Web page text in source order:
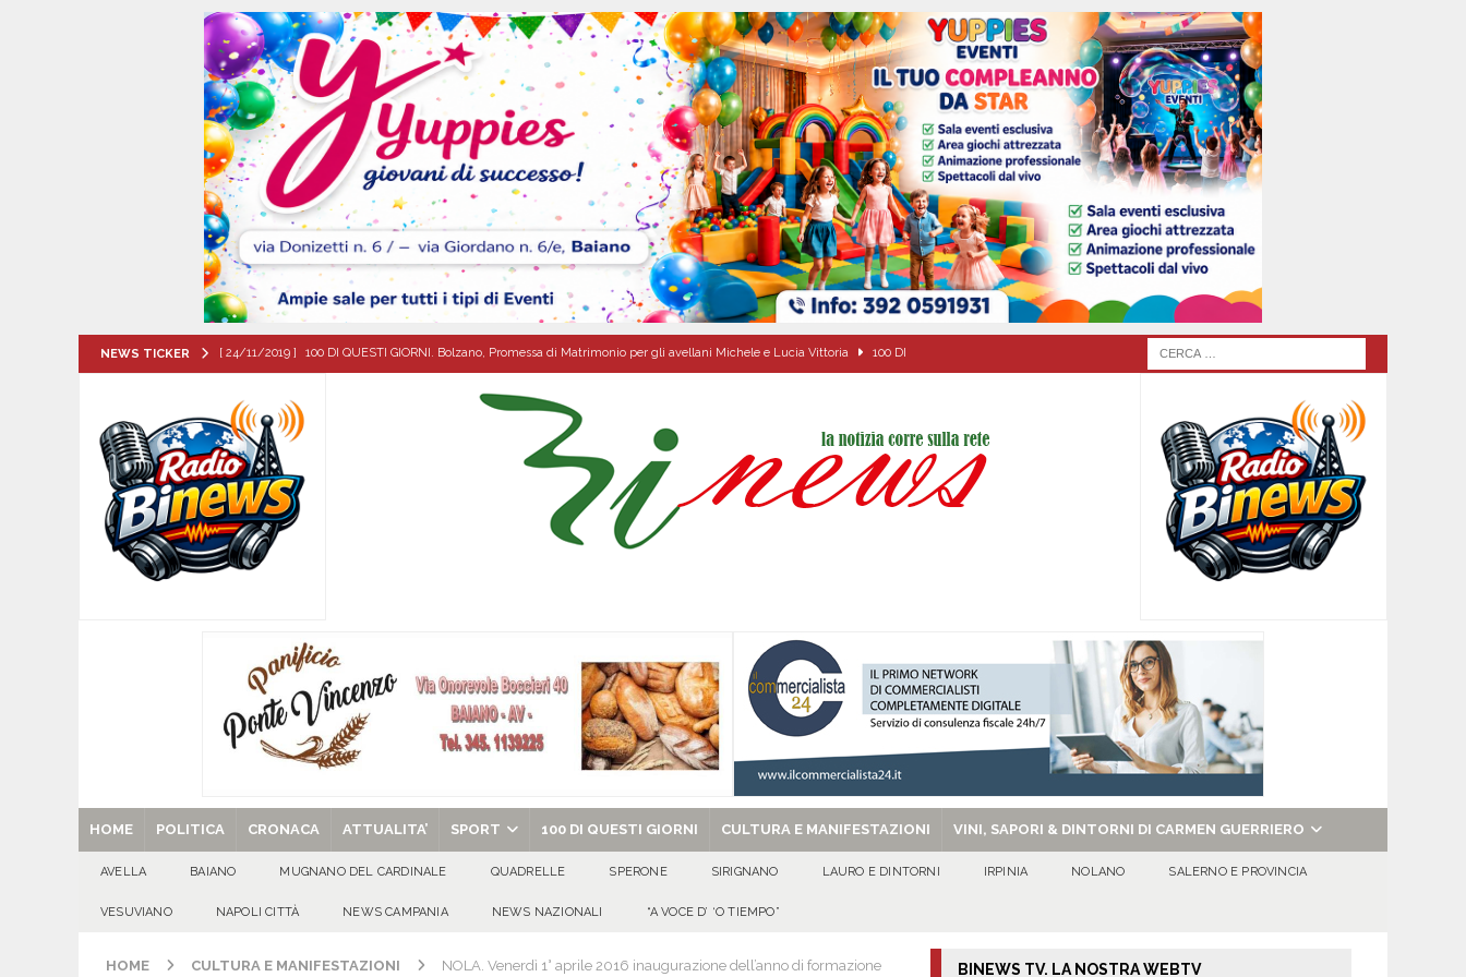
NEWS TICKER [ 24/11/2019 ] 100 DI QUESTI GIORNI. Bolzano, Promessa di Matrimonio per gli avellani Michele e Lucia Vittoria 100 DI
[ 07/08/2026 ] Mugnano del Cardinale, il cammino della fede: il triduo di Santa Filomena tra le strade del paese
ATTUALITA'
[ 07/08/2026 ] Forza Italia apre la stagione del congresso in Campania: obiettivo consolidare la crescita e preparare le prossime
sfide ATTUALITA'
[ 07/08/2026 ]
[ 07/08/2026 ] Montoro (AV): Ruba circa 130mila di energia elettrica – i Carabinieri denunciano un 65enne
[ 29/08/2025 ] SANT’Oggi. Venerdì 29 agosto la chiesa celebra il Martirio di san Giovanni Battista e santa Sabina EVIDENZA
HOME POLITICA CRONACA ATTUALITA’ SPORT 100 DI QUESTI GIORNI CULTURA E MANIFESTAZIONI VINI, SAPORI & DINTORNI DI CARMEN GUERRIERO
AVELLA BAIANO MUGNANO DEL CARDINALE QUADRELLE SPERONE SIRIGNANO LAURO E DINTORNI IRPINIA NOLANO SALERNO E PROVINCIA
VESUVIANO NAPOLI CITTÀ NEWS CAMPANIA NEWS NAZIONALI “A VOCE D’ ‘O TIEMPO”
HOME CULTURA E MANIFESTAZIONI NOLA. Venerdì 1° aprile 2016 inaugurazione dell’anno di formazione BINEWS TV. LA NOSTRA WEBTV